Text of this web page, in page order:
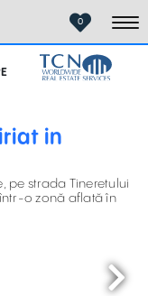
0
in
pe strada Tineretului
o zonă aflată în